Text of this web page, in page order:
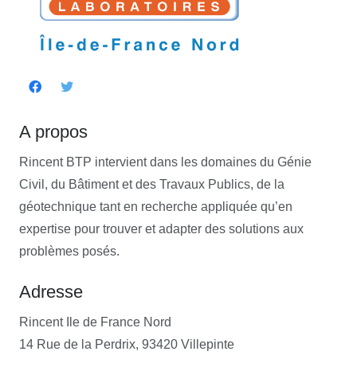
A propos
Rincent BTP intervient dans les domaines du Génie
Civil, du Bâtiment et des Travaux Publics, de la
géotechnique tant en recherche appliquée qu’en
expertise pour trouver et adapter des solutions aux
problèmes posés.
Adresse
Rincent Ile de France Nord
14 Rue de la Perdrix, 93420 Villepinte